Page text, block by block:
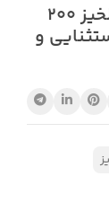
کود جوانه‌زنی و رشد ۳-۱۱-۳۸ حاصلخیز 200
و